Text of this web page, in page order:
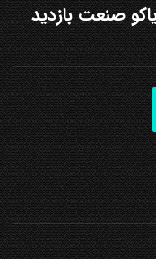
صنعت بازدید